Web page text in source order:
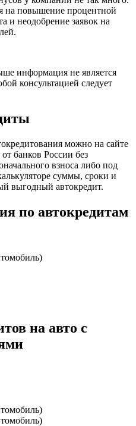
на повышение процентной
и неодобрение заявок на
информация не является
консультацией следует
можно на сайте
банков России без
взноса либо под
суммы, сроки и
выгодный автокредит.
по автокредитам
на авто с